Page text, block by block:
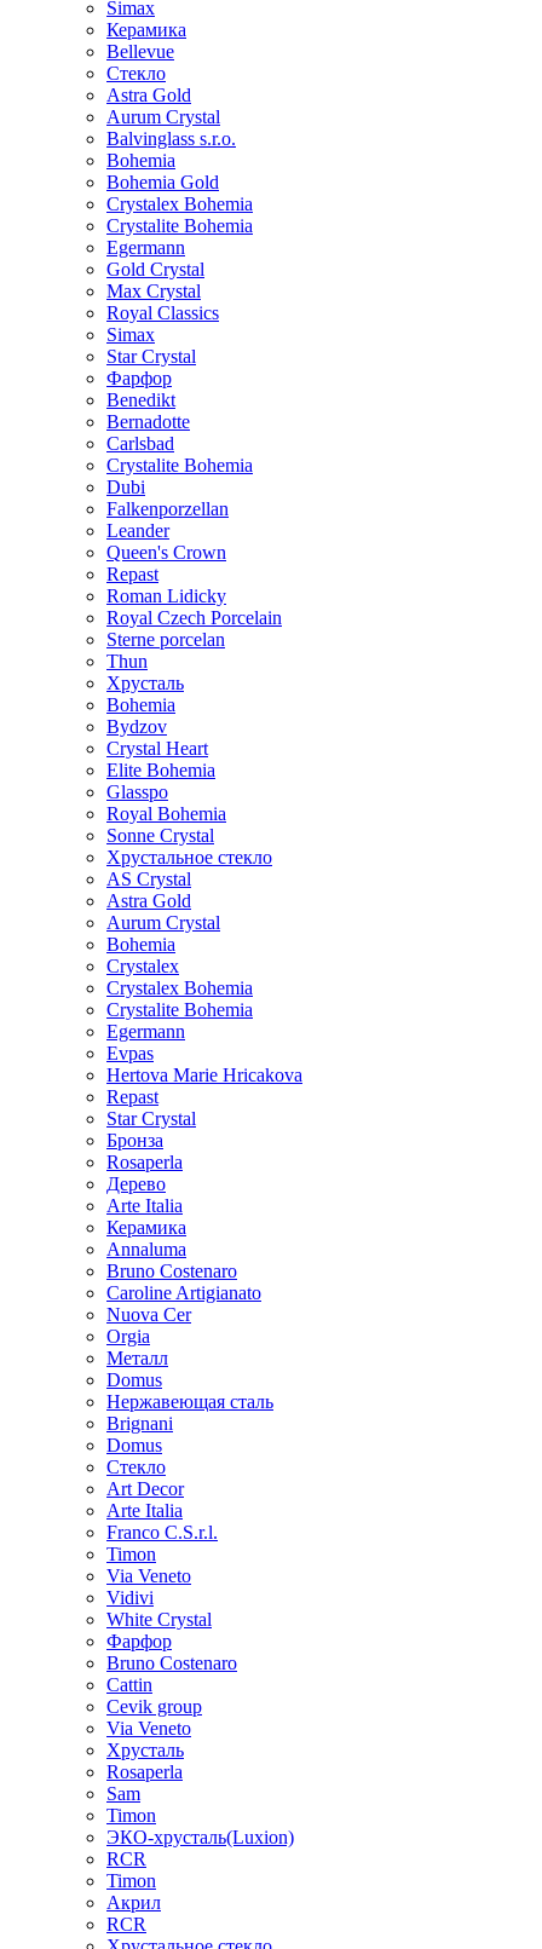
Simax
Керамика
Bellevue
Стекло
Astra Gold
Aurum Crystal
Balvinglass s.r.o.
Bohemia
Bohemia Gold
Crystalex Bohemia
Crystalite Bohemia
Egermann
Gold Crystal
Max Crystal
Royal Classics
Simax
Star Crystal
Фарфор
Benedikt
Bernadotte
Carlsbad
Crystalite Bohemia
Dubi
Falkenporzellan
Leander
Queen's Crown
Repast
Roman Lidicky
Royal Czech Porcelain
Sterne porcelan
Thun
Хрусталь
Bohemia
Bydzov
Crystal Heart
Elite Bohemia
Glasspo
Royal Bohemia
Sonne Crystal
Хрустальное стекло
AS Crystal
Astra Gold
Aurum Crystal
Bohemia
Crystalex
Crystalex Bohemia
Crystalite Bohemia
Egermann
Evpas
Hertova Marie Hricakova
Repast
Star Crystal
Бронза
Rosaperla
Дерево
Arte Italia
Керамика
Annaluma
Bruno Costenaro
Caroline Artigianato
Nuova Cer
Orgia
Металл
Domus
Нержавеющая сталь
Brignani
Domus
Стекло
Art Decor
Arte Italia
Franco C.S.r.l.
Timon
Via Veneto
Vidivi
White Crystal
Фарфор
Bruno Costenaro
Cattin
Cevik group
Via Veneto
Хрусталь
Rosaperla
Sam
Timon
ЭКО-хрусталь(Luxion)
RCR
Timon
Акрил
RCR